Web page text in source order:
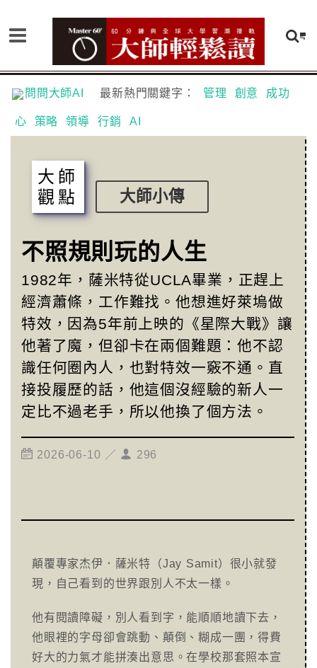
問問大師AI 最新熱門關鍵字： 管理 創意 成功
心 策略 領導 行銷 AI
大師
觀點
大師小傳
不照規則玩的人生
1982年，薩米特從UCLA畢業，正趕上
經濟蕭條，工作難找。他想進好萊塢做
特效，因為5年前上映的《星際大戰》讓
他著了魔，但卻卡在兩個難題：他不認
識任何圈內人，也對特效一竅不通。直
接投履歷的話，他這個沒經驗的新人一
定比不過老手，所以他換了個方法。
2026-06-10 ／ 296
顛覆專家杰伊．薩米特（Jay Samit）很小就發
現，自己看到的世界跟別人不太一樣。
他有閱讀障礙，別人看到字，能順順地讀下去，
他眼裡的字母卻會跳動、顛倒、糊成一團，得費
好大的力氣才能拼湊出意思。在學校那套照本宣